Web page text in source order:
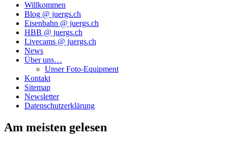
Willkommen
Blog @ juergs.ch
Eisenbahn @ juergs.ch
HBB @ juergs.ch
Livecams @ juergs.ch
News
Über uns…
Unser Foto-Equipment
Kontakt
Sitemap
Newsletter
Datenschutzerklärung
Am meisten gelesen